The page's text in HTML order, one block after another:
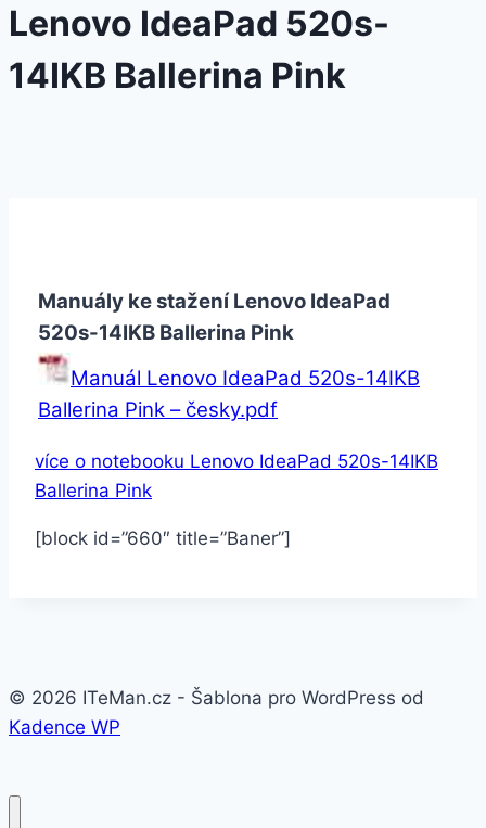
Lenovo IdeaPad 520s-
14IKB Ballerina Pink
Manuály ke stažení Lenovo IdeaPad
520s-14IKB Ballerina Pink
Manuál Lenovo IdeaPad 520s-14IKB
Ballerina Pink – česky.pdf
více o notebooku Lenovo IdeaPad 520s-14IKB
Ballerina Pink
[block id=”660″ title=”Baner”]
© 2026 ITeMan.cz - Šablona pro WordPress od
Kadence WP